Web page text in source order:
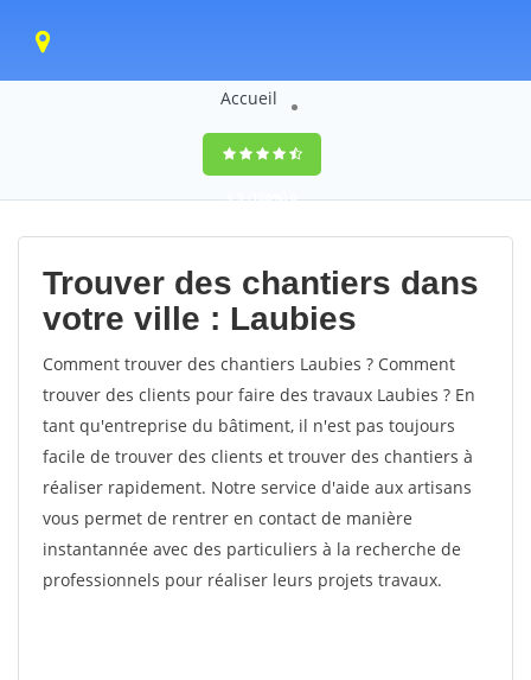
Accueil
9,5(100%)0
votes
Trouver des chantiers dans
votre ville : Laubies
Comment trouver des chantiers Laubies ? Comment
trouver des clients pour faire des travaux Laubies ? En
tant qu'entreprise du bâtiment, il n'est pas toujours
facile de trouver des clients et trouver des chantiers à
réaliser rapidement. Notre service d'aide aux artisans
vous permet de rentrer en contact de manière
instantannée avec des particuliers à la recherche de
professionnels pour réaliser leurs projets travaux.